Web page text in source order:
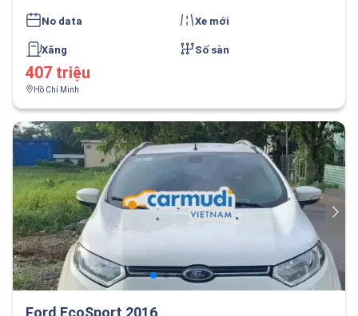
No data Xe mới
Xăng Số sàn
407 triệu
Hồ Chí Minh
Ford EcoSport 2016